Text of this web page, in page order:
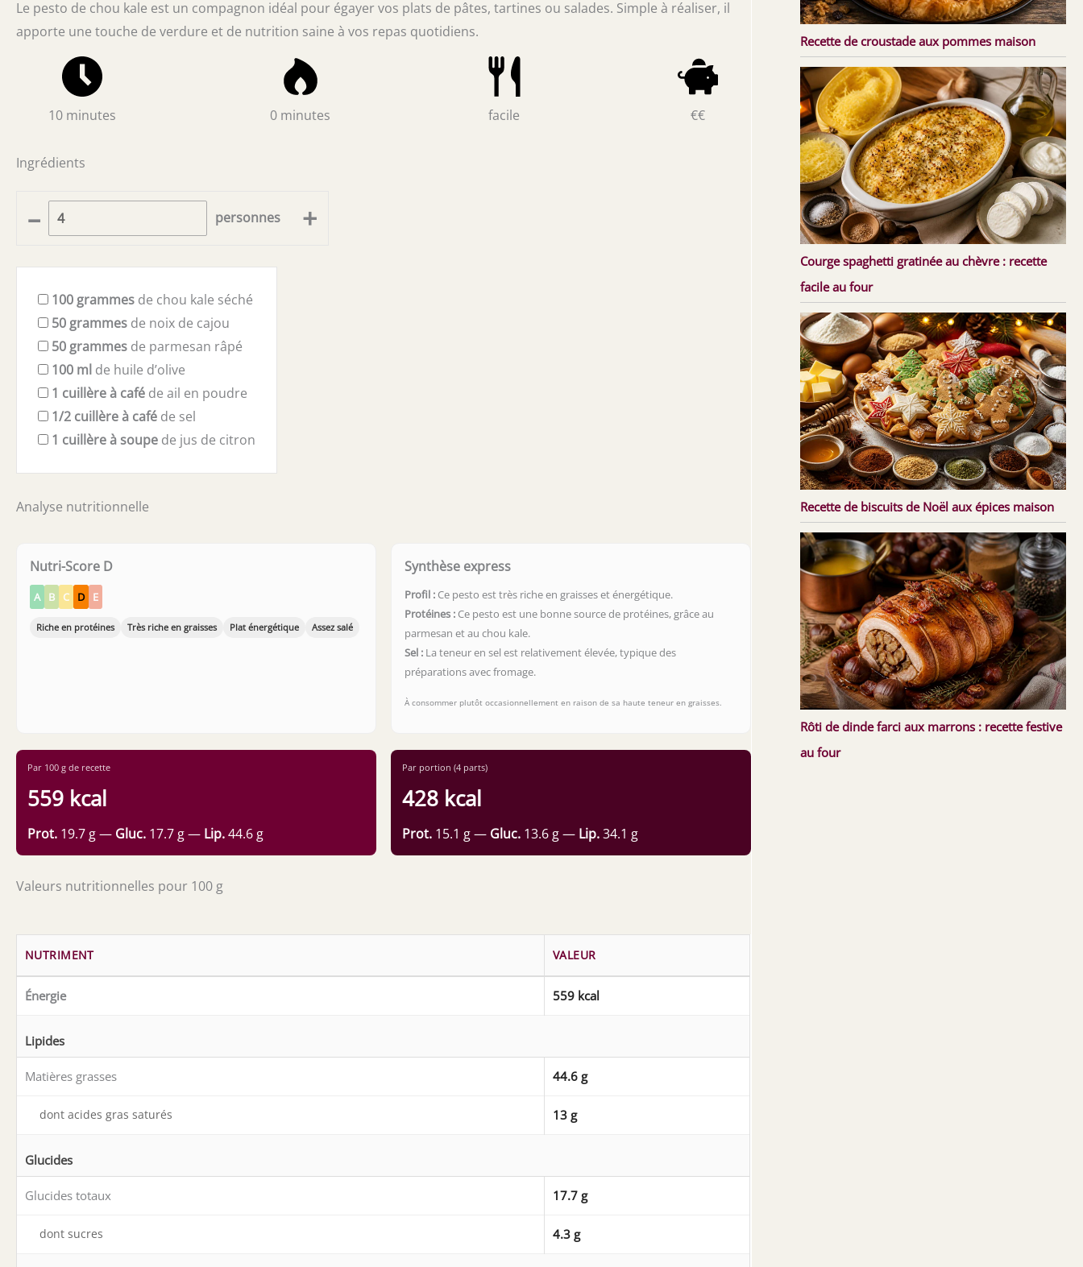
Le pesto de chou kale est un compagnon idéal pour égayer vos plats de pâtes, tartines ou salades. Simple à réaliser, il
apporte une touche de verdure et de nutrition saine à vos repas quotidiens.
10 minutes 0 minutes facile €€
Ingrédients
– personnes +
100grammes de chou kale séché
50grammes de noix de cajou
50grammes de parmesan râpé
100 ml de huile d’olive
1 cuillère à café de ail en poudre
1/2 cuillère à café de sel
1 cuillère à soupe de jus de citron
Analyse nutritionnelle
Nutri-Score D
A B C D E
Riche en protéines Très riche en graisses Plat énergétique Assez salé
Synthèse express
Profil : Ce pesto est très riche en graisses et énergétique.
Protéines : Ce pesto est une bonne source de protéines, grâce au
parmesan et au chou kale.
Sel : La teneur en sel est relativement élevée, typique des
préparations avec fromage.
À consommer plutôt occasionnellement en raison de sa haute teneur en graisses.
Par 100 g de recette
559 kcal
Prot. 19.7 g — Gluc. 17.7 g — Lip.44.6 g
Par portion (4 parts)
428 kcal
Prot. 15.1 g — Gluc. 13.6 g — Lip.34.1 g
Valeurs nutritionnelles pour 100 g
NUTRIMENT VALEUR
Énergie 559 kcal
Lipides
Matières grasses 44.6 g
dont acides gras saturés 13 g
Glucides
Glucides totaux 17.7 g
dont sucres 4.3 g
Recette de croustade aux pommes maison
Courge spaghetti gratinée au chèvre : recette
facile au four
Recette de biscuits de Noël aux épices maison
Rôti de dinde farci aux marrons : recette festive
au four